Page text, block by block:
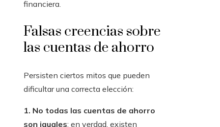
financiera.
Falsas creencias sobre
las cuentas de ahorro
Persisten ciertos mitos que pueden
dificultar una correcta elección:
1. No todas las cuentas de ahorro
son iguales: en verdad, existen